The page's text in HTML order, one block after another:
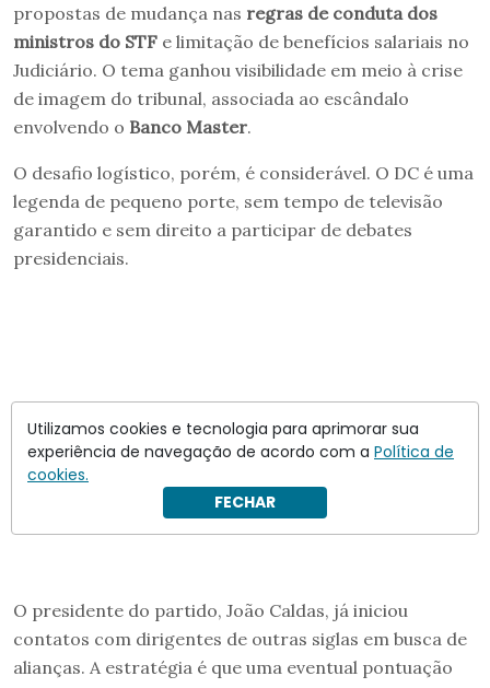
propostas de mudança nas regras de conduta dos
ministros do STF e limitação de benefícios salariais no
Judiciário. O tema ganhou visibilidade em meio à crise
de imagem do tribunal, associada ao escândalo
envolvendo o Banco Master.
O desafio logístico, porém, é considerável. O DC é uma
legenda de pequeno porte, sem tempo de televisão
garantido e sem direito a participar de debates
presidenciais.
O presidente do partido, João Caldas, já iniciou
contatos com dirigentes de outras siglas em busca de
alianças. A estratégia é que uma eventual pontuação
Utilizamos cookies e tecnologia para aprimorar sua
experiência de navegação de acordo com a Política de
cookies.
FECHAR